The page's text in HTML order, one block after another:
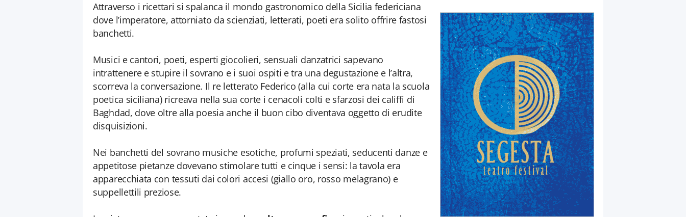
Attraverso i ricettari si spalanca il mondo gastronomico della Sicilia federiciana
dove l’imperatore, attorniato da scienziati, letterati, poeti era solito offrire fastosi
banchetti.
Musici e cantori, poeti, esperti giocolieri, sensuali danzatrici sapevano
intrattenere e stupire il sovrano e i suoi ospiti e tra una degustazione e l’altra,
scorreva la conversazione. Il re letterato Federico (alla cui corte era nata la scuola
poetica siciliana) ricreava nella sua corte i cenacoli colti e sfarzosi dei califfi di
Baghdad, dove oltre alla poesia anche il buon cibo diventava oggetto di erudite
disquisizioni.
Nei banchetti del sovrano musiche esotiche, profumi speziati, seducenti danze e
appetitose pietanze dovevano stimolare tutti e cinque i sensi: la tavola era
apparecchiata con tessuti dai colori accesi (giallo oro, rosso melagrano) e
suppellettili preziose.